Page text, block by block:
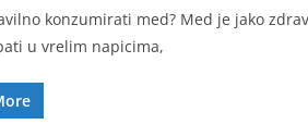
konzumirati med? Med je jako
u vrelim napicima,